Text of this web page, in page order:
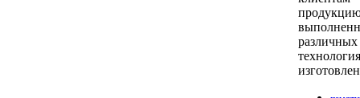
различных